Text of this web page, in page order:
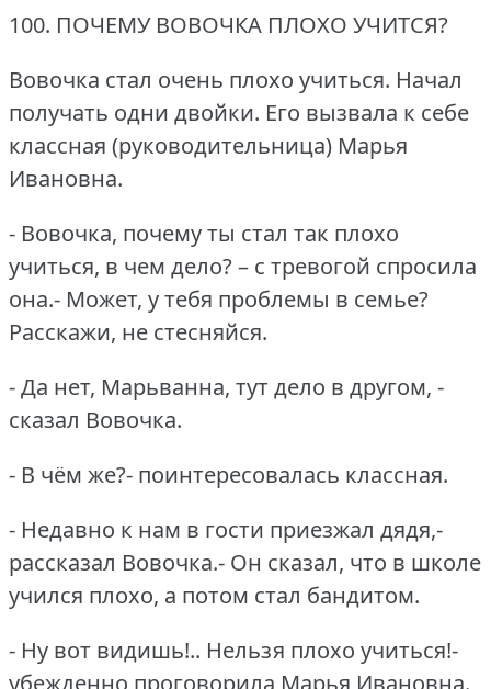
100. ПОЧЕМУ ВОВОЧКА ПЛОХО УЧИТСЯ?
Вовочка стал очень плохо учиться. Начал
получать одни двойки. Его вызвала к себе
классная (руководительница) Марья
Ивановна.
- Вовочка, почему ты стал так плохо
учиться, в чем дело?– с тревогой спросила
она.- Может, у тебя проблемы в семье?
Расскажи, не стесняйся.
- Да нет, Марьванна, тут дело в другом, -
сказал Вовочка.
- В чём же?- поинтересовалась классная.
- Недавно к нам в гости приезжал дядя,-
рассказал Вовочка.- Он сказал, что в школе
учился плохо, а потом стал бандитом.
- Ну вот видишь!.. Нельзя плохо учиться!-
убежденно проговорила Марья Ивановна.